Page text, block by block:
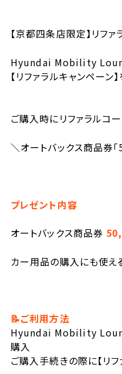
【京都四条店限定】リフ
Hyundai Mobility
【リファラルキャンペーン
ご購入時にリファラルコ
＼オートバックス商品券
プレゼント内容
オートバックス商品券
カー用品の購入にも使え
📝ご利用方法
Hyundai Mobility
購入
ご購入手続きの際に【リ